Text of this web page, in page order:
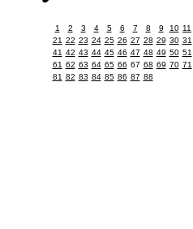
1 2 3 4 5 6 7 8 9 10 11
21 22 23 24 25 26 27 28 29 30 31
41 42 43 44 45 46 47 48 49 50 51
61 62 63 64 65 66 67 68 69 70 71
81 82 83 84 85 86 87 88